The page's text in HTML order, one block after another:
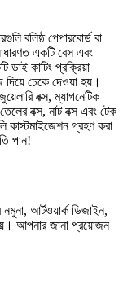
বলিষ্ঠ পেপারবোর্ড বা
একটি বেস এবং
ডাই কাটিং প্রক্রিয়া
দিয়ে ঢেকে দেওয়া হয়।
বক্স, ম্যাগনেটিক
বক্স, নাট বক্স এবং টেক
কাস্টমাইজেশন গ্রহণ করা
পান!
আর্টওয়ার্ক ডিজাইন,
আপনার জানা প্রয়োজন